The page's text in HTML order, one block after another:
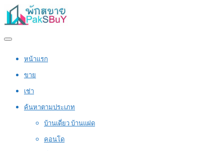
หน้าแรก
ขาย
เช่า
ค้นหาตามประเภท
บ้านเดี่ยว บ้านแฝด
คอนโด